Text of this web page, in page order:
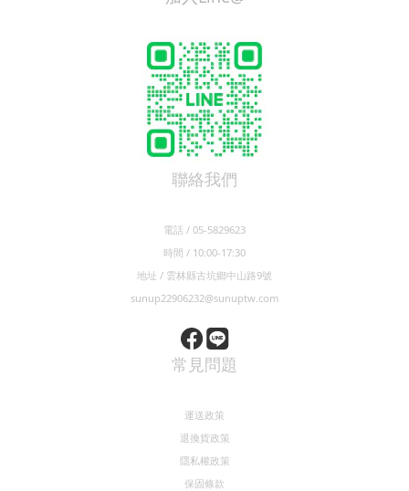
聯絡我們
電話 / 05-5829623
時間 / 10:00-17:30
地址 / 雲林縣古坑鄉中山路9號
sunup22906232@sunuptw.com
常見問題
運送政策
退換貨政策
隱私權政策
保固條款